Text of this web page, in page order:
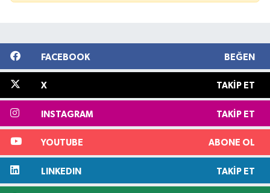
FACEBOOK BEĞEN
X TAKIP ET
INSTAGRAM TAKIP ET
YOUTUBE ABONE OL
LINKEDIN TAKIP ET